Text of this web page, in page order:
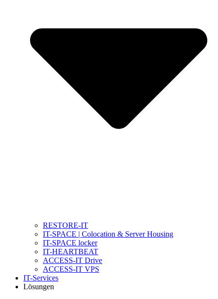
RESTORE-IT
IT-SPACE | Colocation & Server Housing
IT-SPACE locker
IT-HEARTBEAT
ACCESS-IT Drive
ACCESS-IT VPS
IT-Services
Lösungen